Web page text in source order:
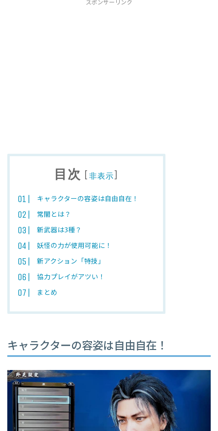
スポンサーリンク
目次 [ 非表示]
キャラクターの容姿は自由自在！
常闇とは？
新武器は3種？
妖怪の力が使用可能に！
新アクション「特技」
協力プレイがアツい！
まとめ
キャラクターの容姿は自由自在！